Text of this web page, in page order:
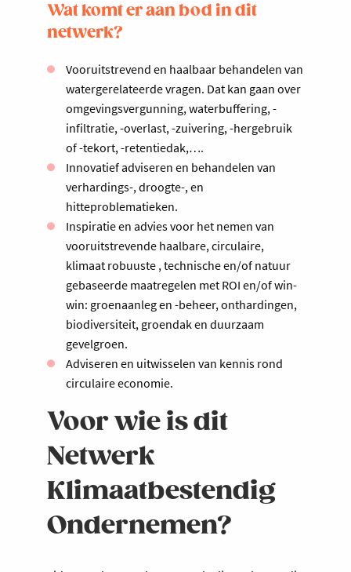
Wat komt er aan bod in dit
netwerk?
Vooruitstrevend en haalbaar behandelen van
watergerelateerde vragen. Dat kan gaan over
omgevingsvergunning, waterbuffering, -
infiltratie, -overlast, -zuivering, -hergebruik
of -tekort, -retentiedak,….
Innovatief adviseren en behandelen van
verhardings-, droogte-, en
hitteproblematieken.
Inspiratie en advies voor het nemen van
vooruitstrevende haalbare, circulaire,
klimaat robuuste , technische en/of natuur
gebaseerde maatregelen met ROI en/of win-
win: groenaanleg en -beheer, onthardingen,
biodiversiteit, groendak en duurzaam
gevelgroen.
Adviseren en uitwisselen van kennis rond
circulaire economie.
Voor wie is dit
Netwerk
Klimaatbestendig
Ondernemen?